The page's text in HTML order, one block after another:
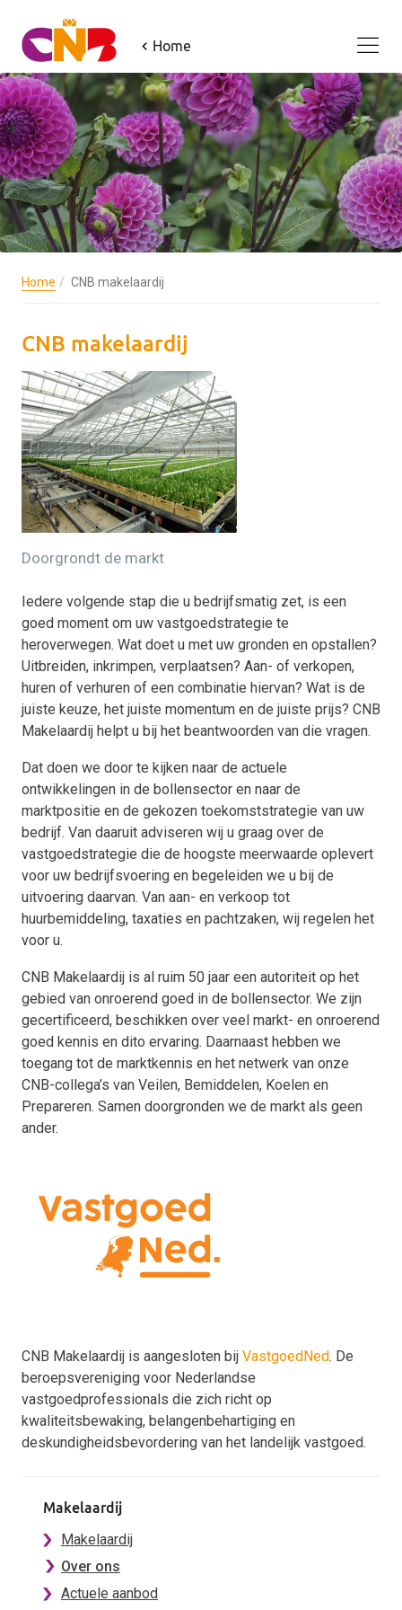
Home
Home CNB makelaardij
CNB makelaardij
Doorgrondt de markt
Iedere volgende stap die u bedrijfsmatig zet, is een
goed moment om uw vastgoedstrategie te
heroverwegen. Wat doet u met uw gronden en opstallen?
Uitbreiden, inkrimpen, verplaatsen? Aan- of verkopen,
huren of verhuren of een combinatie hiervan? Wat is de
juiste keuze, het juiste momentum en de juiste prijs? CNB
Makelaardij helpt u bij het beantwoorden van die vragen.
Dat doen we door te kijken naar de actuele
ontwikkelingen in de bollensector en naar de
marktpositie en de gekozen toekomststrategie van uw
bedrijf. Van daaruit adviseren wij u graag over de
vastgoedstrategie die de hoogste meerwaarde oplevert
voor uw bedrijfsvoering en begeleiden we u bij de
uitvoering daarvan. Van aan- en verkoop tot
huurbemiddeling, taxaties en pachtzaken, wij regelen het
voor u.
CNB Makelaardij is al ruim 50 jaar een autoriteit op het
gebied van onroerend goed in de bollensector. We zijn
gecertificeerd, beschikken over veel markt- en onroerend
goed kennis en dito ervaring. Daarnaast hebben we
toegang tot de marktkennis en het netwerk van onze
CNB-collega’s van Veilen, Bemiddelen, Koelen en
Prepareren. Samen doorgronden we de markt als geen
ander.
CNB Makelaardij is aangesloten bij VastgoedNed. De
beroepsvereniging voor Nederlandse
vastgoedprofessionals die zich richt op
kwaliteitsbewaking, belangenbehartiging en
deskundigheidsbevordering van het landelijk vastgoed.
Makelaardij
Makelaardij
Over ons
Actuele aanbod